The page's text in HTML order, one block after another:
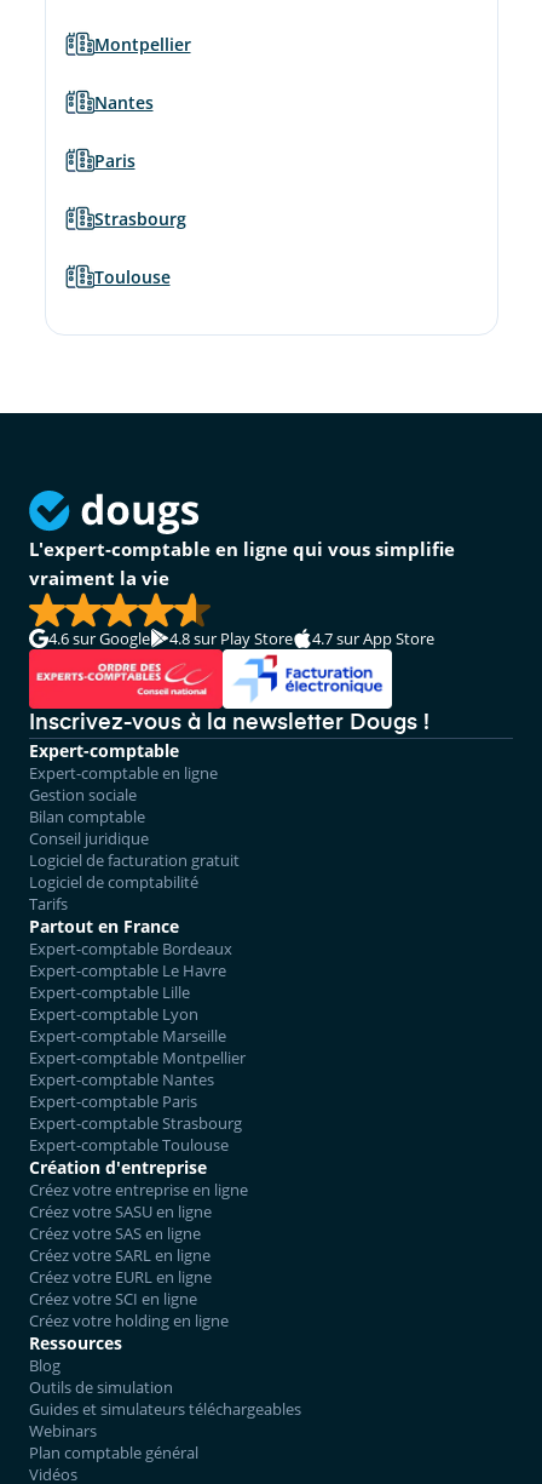
Montpellier
Nantes
Paris
Strasbourg
Toulouse
L'expert-comptable en ligne qui vous simplifie
vraiment la vie
4.6sur Google 4.8sur Play Store 4.7sur App Store
Inscrivez-vous à la newsletter Dougs !
Expert-comptable
Expert-comptable en ligne
Gestion sociale
Bilan comptable
Conseil juridique
Logiciel de facturation gratuit
Logiciel de comptabilité
Tarifs
Partout en France
Expert-comptable Bordeaux
Expert-comptable Le Havre
Expert-comptable Lille
Expert-comptable Lyon
Expert-comptable Marseille
Expert-comptable Montpellier
Expert-comptable Nantes
Expert-comptable Paris
Expert-comptable Strasbourg
Expert-comptable Toulouse
Création d'entreprise
Créez votre entreprise en ligne
Créez votre SASU en ligne
Créez votre SAS en ligne
Créez votre SARL en ligne
Créez votre EURL en ligne
Créez votre SCI en ligne
Créez votre holding en ligne
Ressources
Blog
Outils de simulation
Guides et simulateurs téléchargeables
Webinars
Plan comptable général
Vidéos